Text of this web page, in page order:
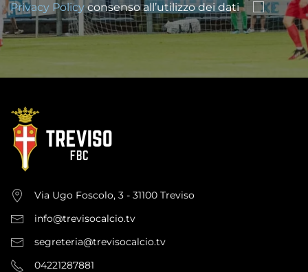
Privacy Policyconsenso all’utilizzo dei dati
Via Ugo Foscolo, 3 - 31100 Treviso
info@trevisocalcio.tv
segreteria@trevisocalcio.tv
04221287881